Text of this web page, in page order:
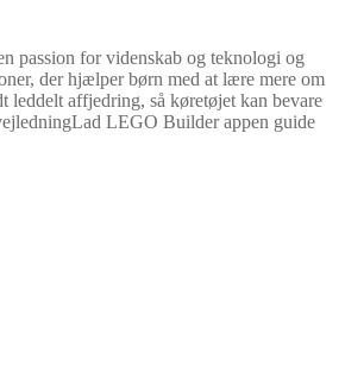
passion for videnskab og teknologi og
der hjælper børn med at lære mere om
leddelt affjedring, så køretøjet kan bevare
LEGO Builder appen guide